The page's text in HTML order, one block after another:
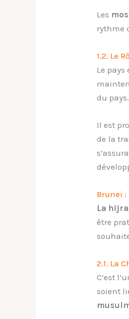
Les
rythme
1.2. Le
Le
du
Il est
de la
Brunei
La hijra
être
2.1. La
C’est
soient